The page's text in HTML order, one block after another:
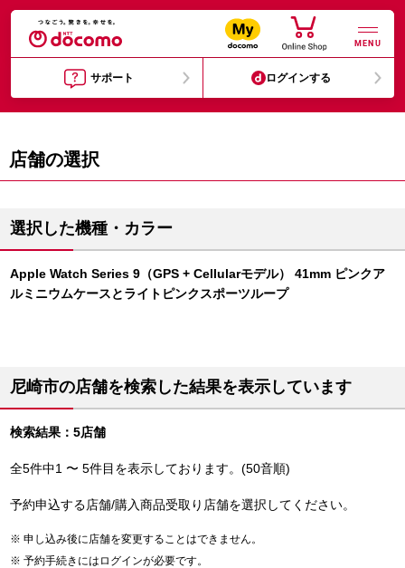
MENU
サポート ログインする
店舗の選択
選択した機種・カラー
Apple Watch Series 9（GPS + Cellularモデル） 41mm ピンクア
ルミニウムケースとライトピンクスポーツループ
尼崎市の店舗を検索した結果を表示しています
検索結果：5店舗
全5件中1 〜 5件目を表示しております。(50音順)
予約申込する店舗/購入商品受取り店舗を選択してください。
申し込み後に店舗を変更することはできません。
予約手続きにはログインが必要です。